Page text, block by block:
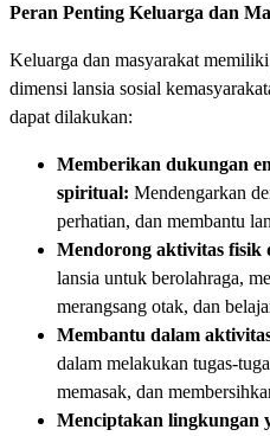
Peran Penting Keluarga dan
Keluarga dan masyarakat
dimensi lansia sosial
dapat dilakukan:
Memberikan dukungan
spiritual: Mendengarkan
perhatian, dan membantu
Mendorong aktivitas fisik
lansia untuk berolahraga,
merangsang otak, dan
Membantu dalam
dalam melakukan tugas-
memasak, dan
Menciptakan lingkungan